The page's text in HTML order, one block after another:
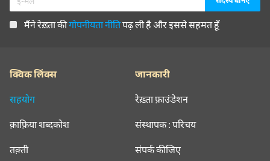
मैंने रेख़्ता कीगोपनीयता नीतिपढ़ ली है और इससे सहमत हूँ
क्विक लिंक्स
सहयोग
क़ाफ़िया शब्दकोश
तक़्ती
जानकारी
रेख़्ता फ़ाउंडेशन
संस्थापक : परिचय
संपर्क कीजिए